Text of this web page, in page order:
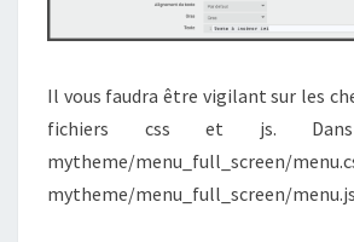
Il vous faudra être vigilant sur les
fichiers css et js.
mytheme/
mytheme/menu_full_screen/